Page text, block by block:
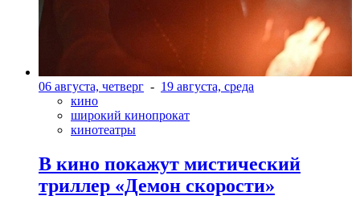
06 августа, четверг - 19 августа, среда
кино
широкий кинопрокат
кинотеатры
В кино покажут мистический
триллер «Демон скорости»